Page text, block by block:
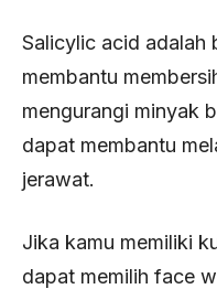
Salicylic acid adalah
membantu
mengurangi minyak
dapat membantu
jerawat.
Jika kamu memiliki
dapat memilih face